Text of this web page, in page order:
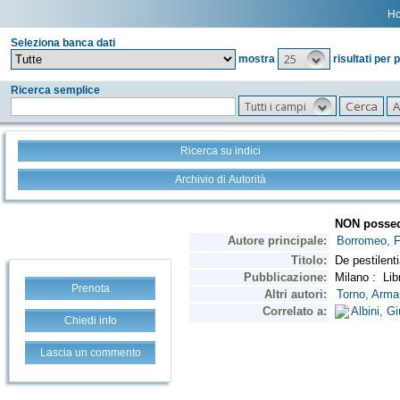
Seleziona banca dati
mostra
25 risultati per
Ricerca semplice
Tutti i campi
Ricerca su indici
Archivio di Autorità
Prenota
Chiedi info
Lascia un commento